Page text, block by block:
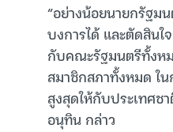
“อย่างน้อยนายกรัฐม
บงการได้ และตัดสินใ
กับคณะรัฐมนตรีทั้งห
สมาชิกสภาทั้งหมด ใ
สูงสุดให้กับประเทศช
อนุทิน กล่าว